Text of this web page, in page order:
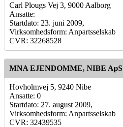
Carl Plougs Vej 3, 9000 Aalborg
Ansatte:
Startdato: 23. juni 2009,
Virksomhedsform: Anpartsselskab
CVR: 32268528
MNA EJENDOMME, NIBE ApS
Hovholmvej 5, 9240 Nibe
Ansatte: 0
Startdato: 27. august 2009,
Virksomhedsform: Anpartsselskab
CVR: 32439535